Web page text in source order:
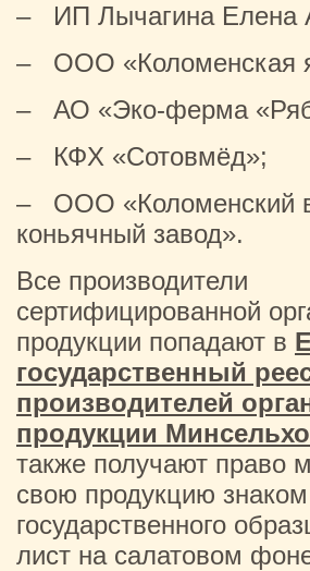
– ИП Лычагина Елена
– ООО «Коломенская
– АО «Эко-ферма
– КФХ «Сотовмёд»;
– ООО «Коломенский
коньячный завод».
Все производители
сертифицированной
продукции попадают в
государственный
производителей
продукции
также получают право
свою продукцию
государственного
лист на салатовом